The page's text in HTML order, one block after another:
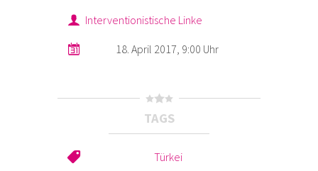
Interventionistische Linke
18. April 2017, 9:00 Uhr
TAGS
Türkei